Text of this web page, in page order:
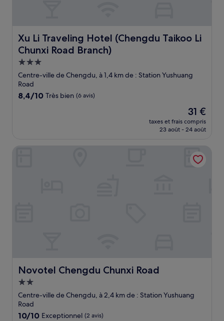
Xu Li Traveling Hotel (Chengdu Taikoo Li
Chunxi Road Branch)
Xu Li Traveling Hotel (Chengdu Taikoo Li Chunxi Road
Hébergement
3.0 étoiles
Centre-ville de Chengdu, à 1,4 km de : Station Yushuang
Road
8.4
8,4/10 Très bien (6 avis)
Le
nouveau
prix
de
31 €
31 €
taxes et frais compris
23 août - 24 août
Novotel Chengdu Chunxi Road
Novotel Chengdu Chunxi Road
Hébergement
2.0 étoiles
Centre-ville de Chengdu, à 2,4 km de : Station Yushuang
Road
10.0
10/10 Exceptionnel (2 avis)